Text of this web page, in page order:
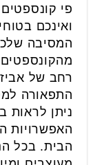
פי
ואינכם
המסיבה
מהקונספטים
רחב של
התפאורה
האפשרויות
הבית. בכל